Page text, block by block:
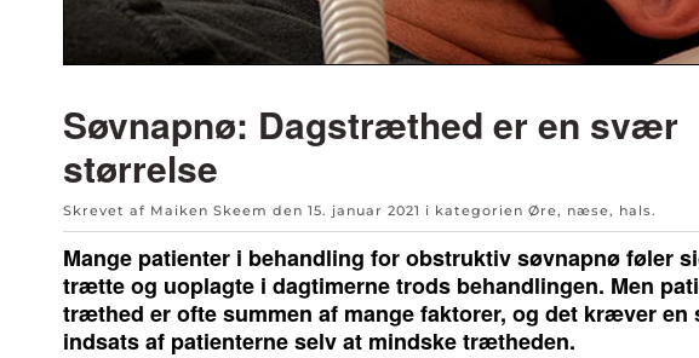
Søvnapnø: Dagstræthed er en svær
størrelse
Skrevet af Maiken Skeem den 15. januar 2021 i kategorien Øre, næse, hals .
Mange patienter i behandling for obstruktiv søvnapnø føler
trætte og uoplagte i dagtimerne trods behandlingen. Men
træthed er ofte summen af mange faktorer, og det kræver en
indsats af patienterne selv at mindske trætheden.